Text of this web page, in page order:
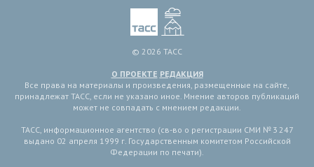
© 2026 ТАСС
О ПРОЕКТЕ РЕДАКЦИЯ
Все права на материалы и произведения, размещенные на сайте,
принадлежат ТАСС, если не указано иное. Мнение авторов публикаций
может не совпадать с мнением редакции.
ТАСС, информационное агентство (св-во о регистрации СМИ № 3 247
выдано 02 апреля 1999 г. Государственным комитетом Российской
Федерации по печати).